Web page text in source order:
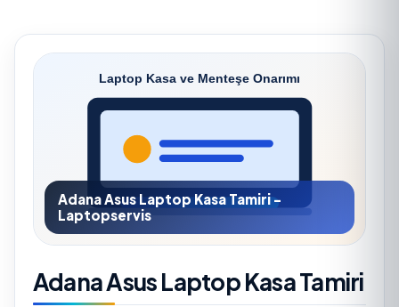
Adana Asus Laptop Kasa Tamiri -
Laptopservis
Adana Asus Laptop Kasa Tamiri